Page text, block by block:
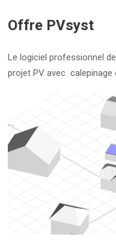
Offre PVsyst
Le logiciel professionnel
projet PV avec calepinage